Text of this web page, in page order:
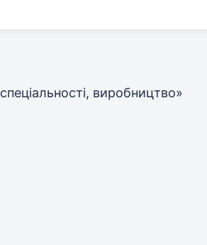
спеціальності, виробництво»